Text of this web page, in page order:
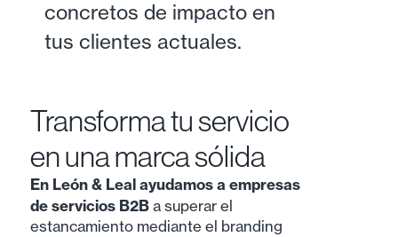
concretos de impacto en
tus clientes actuales.
Transforma tu servicio
en una marca sólida
En León & Leal ayudamos a empresas
de servicios B2Ba superar el
estancamiento mediante el branding